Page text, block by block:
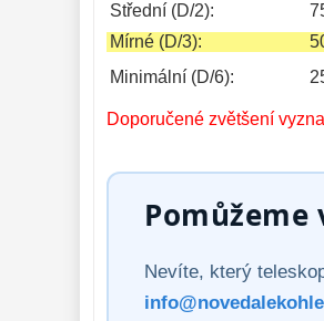
Střední (D/2):
Mírné (D/3):
Minimální (D/6):
Doporučené zvětšení
Nevíte, který